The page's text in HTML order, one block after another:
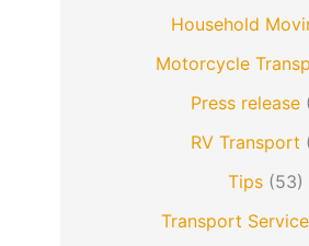
Household
Motorcycle
Press release
RV Transport
Tips(53)
Transport